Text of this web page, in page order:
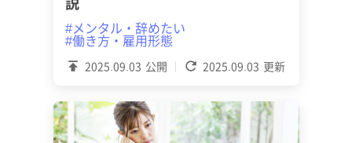
2025.09.03 公開 2025.09.03 更新
#メンタル・辞めたい
#働き方・雇用形態